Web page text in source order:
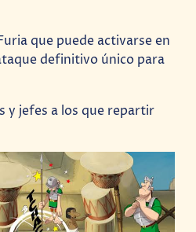
que puede activarse en
definitivo único para
y jefes a los que repartir